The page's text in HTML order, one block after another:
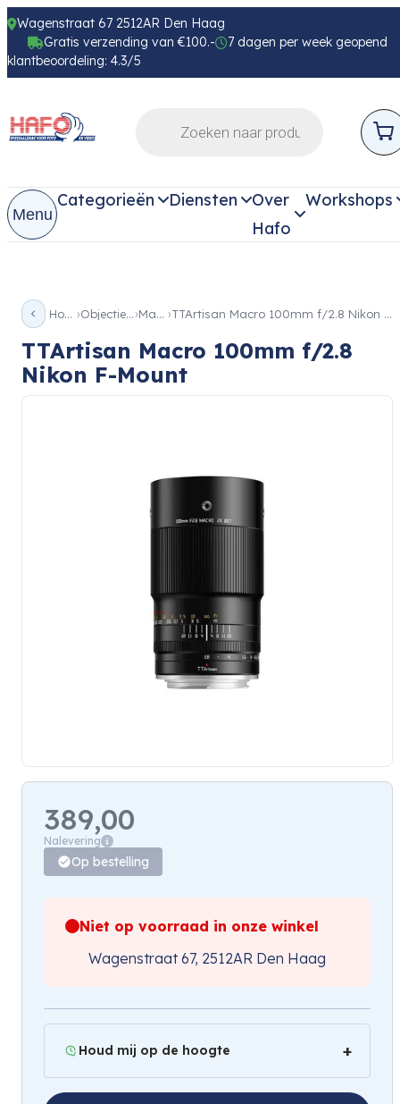
Wagenstraat 67 2512AR Den Haag
Gratis verzending van €100.-
7 dagen per week geopend
klantbeoordeling: 4.3/5
Menu
Categorieën Diensten
Over
Hafo
Workshops
Home Objectieven Macro TTArtisan Macro 100mm f/2.8 Nikon F-Mount
TTArtisan Macro 100mm f/2.8
Nikon F-Mount
389,00
Nalevering
Op bestelling
Niet op voorraad in onze winkel
Wagenstraat 67, 2512AR Den Haag
Houd mij op de hoogte